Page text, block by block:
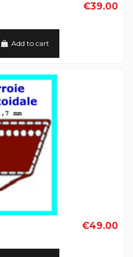
€39.00
Add to cart
€49.00